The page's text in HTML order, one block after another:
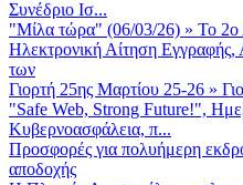
Συνέδριο Ισ...
"Μίλα τώρα" (06/03/26) » Το 2ο
Ηλεκτρονική Αίτηση
των
Γιορτή 25ης Μαρτίου 25-26 »
"Safe Web, Strong Future!",
Κυβερνοασφάλεια, π...
Προσφορές για πολυήμερη
αποδοχής